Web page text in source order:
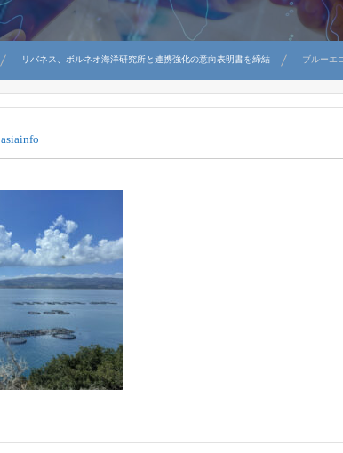
リバネス、ボルネオ海洋研究所と連携強化の意向表明書を締結 ブルーエ
asiainfo